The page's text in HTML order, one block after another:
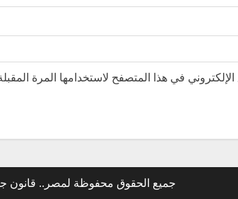
في هذا المتصفح لاستخدامها المرة
جميع الحقوق محفوظة لمصر.. قانون